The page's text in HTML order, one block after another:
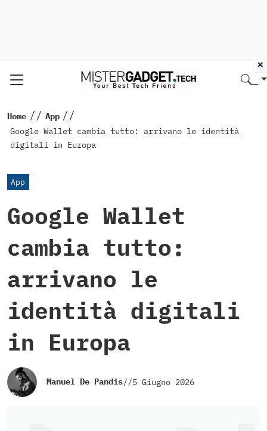
Home // App //
Google Wallet cambia tutto: arrivano le identità
digitali in Europa
App
Google Wallet
cambia tutto:
arrivano le
identità digitali
in Europa
Manuel De Pandis//5 Giugno 2026
×